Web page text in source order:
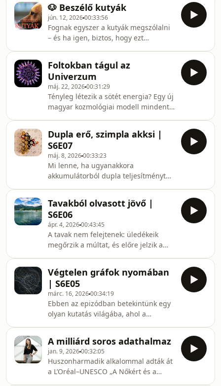
Attila és Illyés Alex agykutatók, akik
egy frissen publikált kutatásukról
mesélnek. A beszél
kór korai szűrése egy innovatív,
mesterséges intelligencián alapuló
szűrési módszer fejlesztésének
köszönhetően.Az adásból kiderül, mi a
különbség a demencia és az
Alzheimer-kór között, hány embert
érint a probléma Magyarországon, és
miért kulcsfontosságú a korai fe
🐶 Beszélő kutyák
jún. 12, 202600:33:56
Fognak egyszer a kutyák megszólalni
– és ha igen, biztos, hogy ezt
tudnának megszólalni? Vajon csak
még közelebb hozna minket
egymáshoz – vagy teljesen átalakítaná
a kapcsolatunkat? Az ELTE kutatói egy
izgalmas, részben tudományos,
részben gondolatkísérlet jellegű
tanulmányban vizsgálták ezt a
kérdést, és most a podcastban
mesélnek r
Foltokban tágul az
Univerzum
máj. 22, 202600:31:29
Tényleg létezik a sötét energia? Egy új
magyar kozmológiai modell mindent
ráadásul egyre gyorsabban? A
jelenlegi tudományos magyarázat
szerint ehhez egy rejtélyes
komponens, az úgynevezett sötét
energia szükséges – amit azonban
valójában még soha senki nem figyelt
meg közvetlenül.🎙️ Ebben az
epizódban Dr. Raffai Péter, az ELTE A
Dupla erő, szimpla akksi |
S6E07
máj. 8, 202600:33:23
Mi lenne, ha ugyanakkora
akkumulátorból dupla teljesítményt
beszélgetünk, amely az
akkumulátoripar egyik legnagyobb
kihívására ad választ. Vendégünk dr.
Vida Ádám, a Bay Zoltán
Kutatóközpont K+F vezetője, valamint
az Edortech Kft. ügyvezetője, aki az
Only technológián keresztül mutatja
meg, hogyan válhat az
akkumulátor‑teljesítmény
Tavakból olvasott jövő |
S6E06
ápr. 4, 202600:43:45
A tavak nem felejtenek: üledékeik
megőrzik a múltat, és előre jelzik a
évszázadokkal ezelőtt, és miért segít
ez megérteni a mai ökológiai
átalakulásokat?A tavak medrében
felhalmozódó üledékek évszázadokra
visszamenően őrzik az ökológiai
változások nyomait –
árvaszúnyog‑maradványokat, algákat,
kémiai jeleket –, amelyekből
kiolvasható, hogyan
Végtelen gráfok nyomában
| S6E05
márc. 16, 202600:34:19
Ebben az epizódban betekintünk egy
olyan kutatás világába, ahol a
rejtőznek. Vidnyánszky Zoltán mesél
arról, hogyan lett egy nemzetközi
tapasztalattal rendelkező, fiatal
matematikusból olyan kutató, aki
A milliárd soros adathalmaz
jan. 9, 202600:32:05
Huszonharmadik alkalommal adták át
a L’Oréal–UNESCO „A Nőkért és a